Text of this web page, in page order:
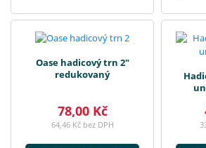
Oase hadicový trn 2"
redukovaný
78,00 Kč
64,46 Kč bez DPH